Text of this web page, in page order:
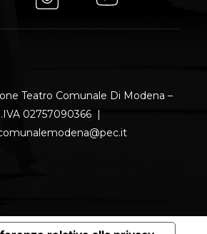
Teatro Comunale Di Modena –
02757090366 |